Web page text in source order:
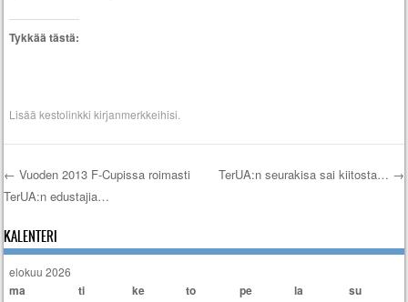
Tykkää tästä:
Lisääkestolinkki kirjanmerkkeihisi.
Artikkelien selaus
← Vuoden 2013 F-Cupissa roimasti
TerUA:n edustajia…
TerUA:n seurakisa sai kiitosta… →
KALENTERI
elokuu 2026
ma ti ke to pe la su